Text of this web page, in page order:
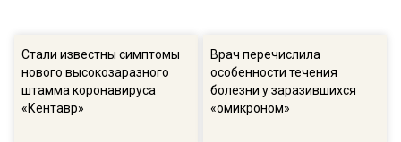
Стали известны симптомы
нового высокозаразного
штамма коронавируса
«Кентавр»
Врач перечислила
особенности течения
болезни у заразившихся
«омикроном»